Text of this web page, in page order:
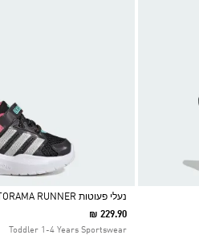
Selected
נעלי פעוטות LIGHTORAMA RUNNER
₪ 229.90
Toddler 1-4 Years Sportswear